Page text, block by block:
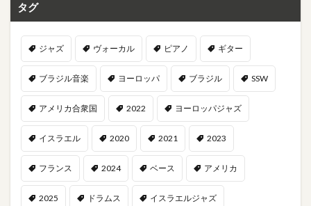
タグ
ジャズ ヴォーカル ピアノ ギター
ブラジル音楽 ヨーロッパ ブラジル SSW
アメリカ合衆国 2022 ヨーロッパジャズ
イスラエル 2020 2021 2023
フランス 2024 ベース アメリカ
2025 ドラムス イスラエルジャズ